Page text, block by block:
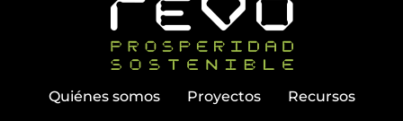
Quiénes somos Proyectos Recursos